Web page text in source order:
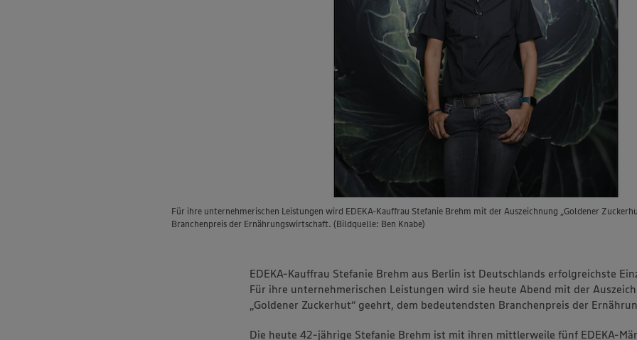
Für ihre unternehmerischen Leistungen wird EDEKA-Kauffrau Stefanie Brehm mit der Auszeichnung „Goldener
Branchenpreis der Ernährungswirtschaft. (Bildquelle: Ben Knabe)
EDEKA-Kauffrau Stefanie Brehm aus Berlin ist Deutschlands erfolgreichste
Für ihre unternehmerischen Leistungen wird sie heute Abend mit der
„Goldener Zuckerhut“ geehrt, dem bedeutendsten Branchenpreis der
Die heute 42-jährige Stefanie Brehm ist mit ihren mittlerweile fünf EDEKA-